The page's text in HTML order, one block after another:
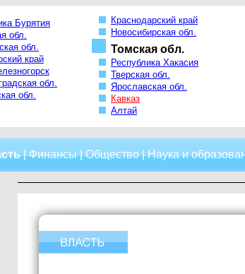
Бурятия
обл.
обл.
край
обл.
обл.
Краснодарский край
Новосибирская обл.
Томская обл.
Республика Хакасия
Тверская обл.
Ярославская обл.
Кавказ
Алтай
|Финансы|Общество|Наука и